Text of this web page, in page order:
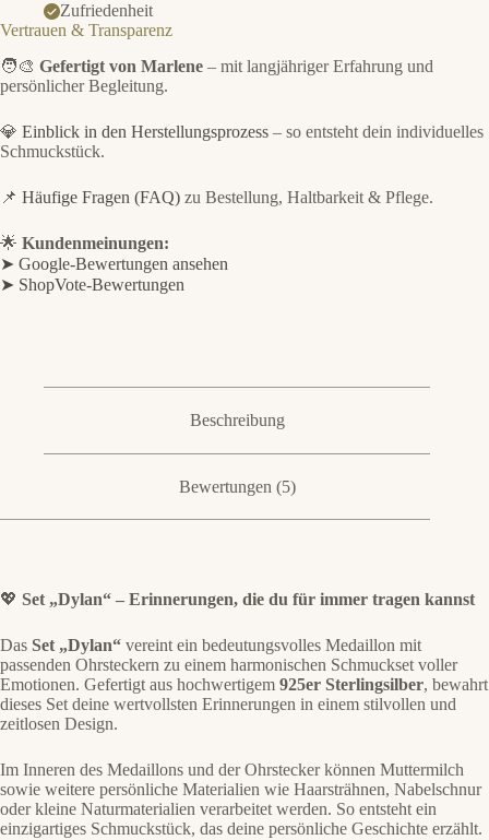
Zufriedenheit
Vertrauen & Transparenz
🧑‍🎨 Gefertigt von Marlene – mit langjähriger Erfahrung und
persönlicher Begleitung.
💎 Einblick in den Herstellungsprozess – so entsteht dein individuelles
Schmuckstück.
📌 Häufige Fragen (FAQ) zu Bestellung, Haltbarkeit & Pflege.
🌟 Kundenmeinungen:
➤ Google-Bewertungen ansehen
➤ ShopVote-Bewertungen
Beschreibung
Bewertungen (5)
💖 Set „Dylan“ – Erinnerungen, die du für immer tragen kannst
Das Set „Dylan“ vereint ein bedeutungsvolles Medaillon mit
passenden Ohrsteckern zu einem harmonischen Schmuckset voller
Emotionen. Gefertigt aus hochwertigem 925er Sterlingsilber, bewahrt
dieses Set deine wertvollsten Erinnerungen in einem stilvollen und
zeitlosen Design.
Im Inneren des Medaillons und der Ohrstecker können Muttermilch
sowie weitere persönliche Materialien wie Haarsträhnen, Nabelschnur
oder kleine Naturmaterialien verarbeitet werden. So entsteht ein
einzigartiges Schmuckstück, das deine persönliche Geschichte erzählt.